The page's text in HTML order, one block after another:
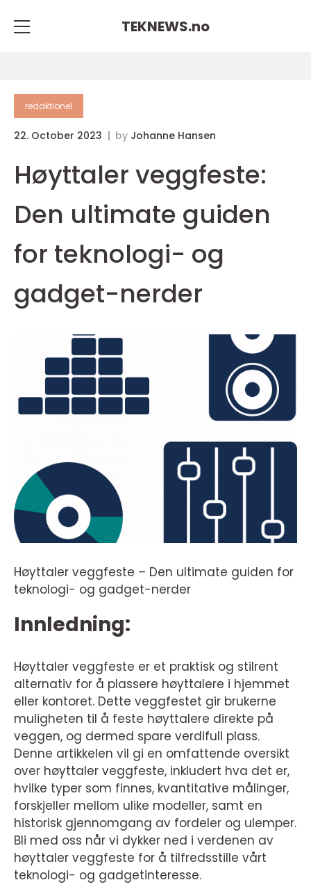
TEKNEWS.no
redaktionel
22. October 2023 by Johanne Hansen
Høyttaler veggfeste:
Den ultimate guiden
for teknologi- og
gadget-nerder
Høyttaler veggfeste – Den ultimate guiden for
teknologi- og gadget-nerder
Innledning:
Høyttaler veggfeste er et praktisk og stilrent
alternativ for å plassere høyttalere i hjemmet
eller kontoret. Dette veggfestet gir brukerne
muligheten til å feste høyttalere direkte på
veggen, og dermed spare verdifull plass.
Denne artikkelen vil gi en omfattende oversikt
over høyttaler veggfeste, inkludert hva det er,
hvilke typer som finnes, kvantitative målinger,
forskjeller mellom ulike modeller, samt en
historisk gjennomgang av fordeler og ulemper.
Bli med oss når vi dykker ned i verdenen av
høyttaler veggfeste for å tilfredsstille vårt
teknologi- og gadgetinteresse.